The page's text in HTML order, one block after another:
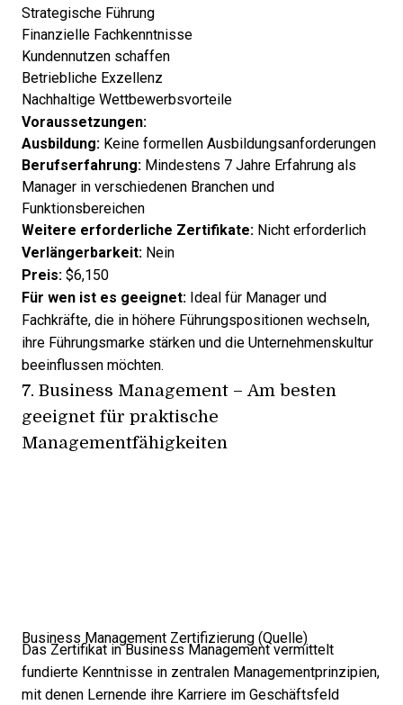
Strategische Führung
Finanzielle Fachkenntnisse
Kundennutzen schaffen
Betriebliche Exzellenz
Nachhaltige Wettbewerbsvorteile
Voraussetzungen:
Ausbildung: Keine formellen Ausbildungsanforderungen
Berufserfahrung: Mindestens 7 Jahre Erfahrung als
Manager in verschiedenen Branchen und
Funktionsbereichen
Weitere erforderliche Zertifikate: Nicht erforderlich
Verlängerbarkeit: Nein
Preis: $6,150
Für wen ist es geeignet: Ideal für Manager und
Fachkräfte, die in höhere Führungspositionen wechseln,
ihre Führungsmarke stärken und die Unternehmenskultur
beeinflussen möchten.
7. Business Management – Am besten
geeignet für praktische
Managementfähigkeiten
Business Management Zertifizierung (Quelle)
Das Zertifikat in Business Management vermittelt
fundierte Kenntnisse in zentralen Managementprinzipien,
mit denen Lernende ihre Karriere im Geschäftsfeld